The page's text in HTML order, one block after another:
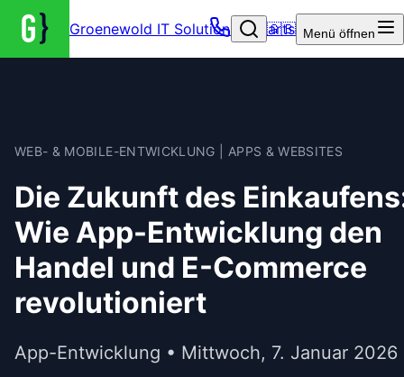
Groenewold IT Solutions – Startseite
🇬🇧 Menü öffnen
WEB- & MOBILE-ENTWICKLUNG | APPS & WEBSITES
Die Zukunft des
Wie App-Entwicklung den
Handel und E-Commerce
revolutioniert
App-Entwicklung • Mittwoch, 7. Januar 2026